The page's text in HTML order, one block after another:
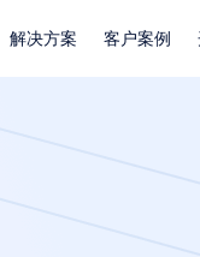
解决方案 客户案例